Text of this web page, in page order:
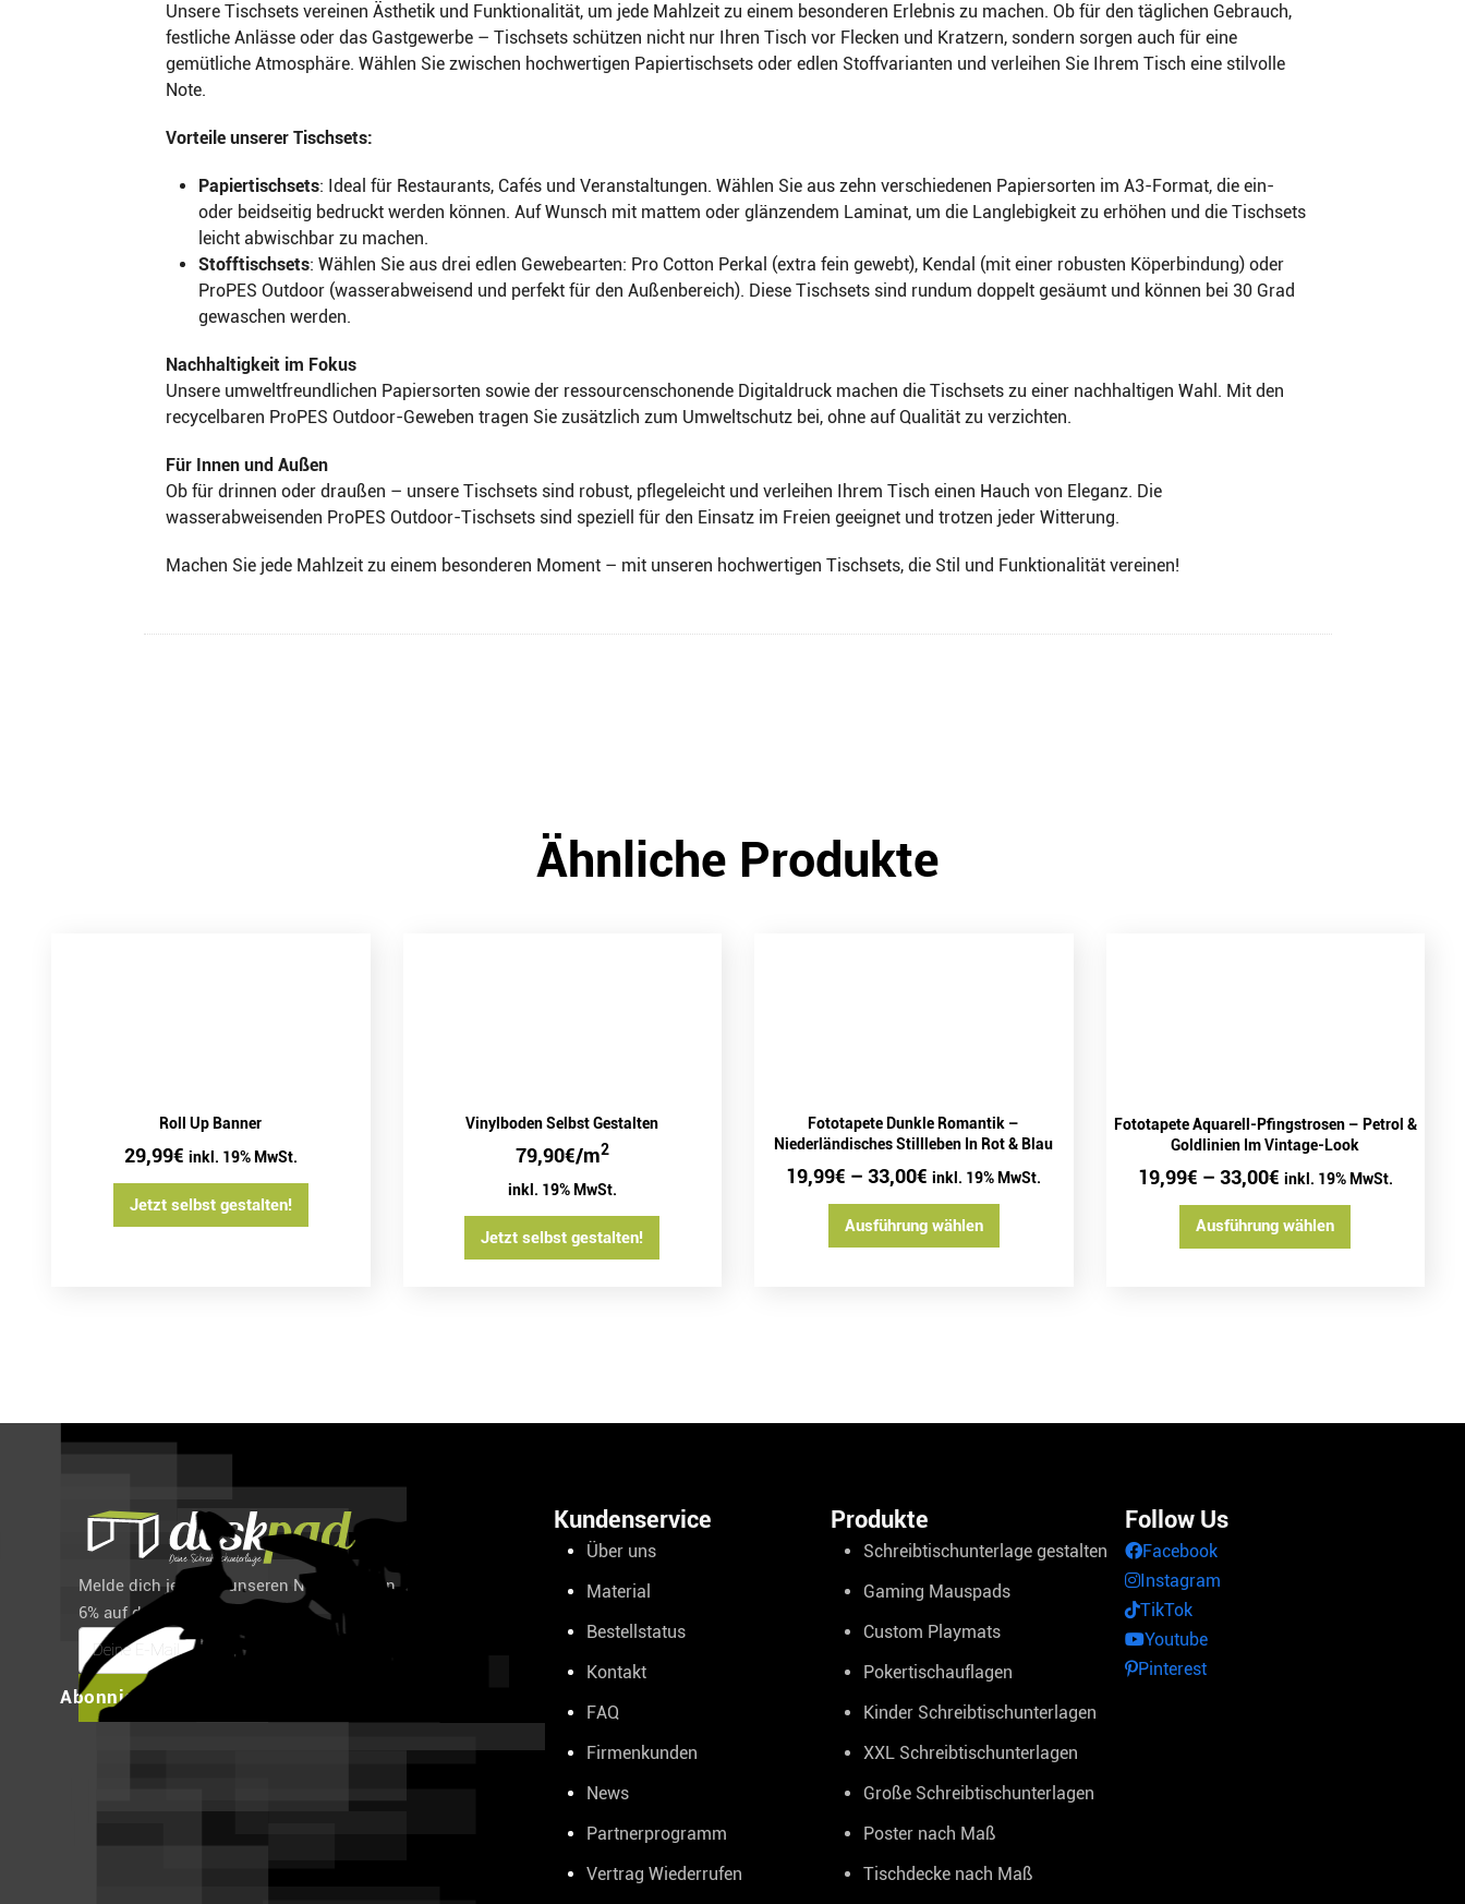
Unsere Tischsets vereinen Ästhetik und Funktionalität, um jede Mahlzeit zu einem besonderen Erlebnis zu machen. Ob für den täglichen Gebrauch,
festliche Anlässe oder das Gastgewerbe – Tischsets schützen nicht nur Ihren Tisch vor Flecken und Kratzern, sondern sorgen auch für eine
gemütliche Atmosphäre. Wählen Sie zwischen hochwertigen Papiertischsets oder edlen Stoffvarianten und verleihen Sie Ihrem Tisch eine stilvolle
Note.
Vorteile unserer Tischsets:
Papiertischsets: Ideal für Restaurants, Cafés und Veranstaltungen. Wählen Sie aus zehn verschiedenen Papiersorten im A3-Format, die ein-
oder beidseitig bedruckt werden können. Auf Wunsch mit mattem oder glänzendem Laminat, um die Langlebigkeit zu erhöhen und die Tischsets
leicht abwischbar zu machen.
Stofftischsets: Wählen Sie aus drei edlen Gewebearten: Pro Cotton Perkal (extra fein gewebt), Kendal (mit einer robusten Köperbindung) oder
ProPES Outdoor (wasserabweisend und perfekt für den Außenbereich). Diese Tischsets sind rundum doppelt gesäumt und können bei 30 Grad
gewaschen werden.
Nachhaltigkeit im Fokus
Unsere umweltfreundlichen Papiersorten sowie der ressourcenschonende Digitaldruck machen die Tischsets zu einer nachhaltigen Wahl. Mit den
recycelbaren ProPES Outdoor-Geweben tragen Sie zusätzlich zum Umweltschutz bei, ohne auf Qualität zu verzichten.
Für Innen und Außen
Ob für drinnen oder draußen – unsere Tischsets sind robust, pflegeleicht und verleihen Ihrem Tisch einen Hauch von Eleganz. Die
wasserabweisenden ProPES Outdoor-Tischsets sind speziell für den Einsatz im Freien geeignet und trotzen jeder Witterung.
Machen Sie jede Mahlzeit zu einem besonderen Moment – mit unseren hochwertigen Tischsets, die Stil und Funktionalität vereinen!
Ähnliche Produkte
Roll Up Banner
29,99€ inkl. 19% MwSt.
Jetzt selbst gestalten!
Vinylboden Selbst Gestalten
79,90€/m2
inkl. 19% MwSt.
Jetzt selbst gestalten!
Fototapete Dunkle Romantik –
Niederländisches Stillleben In Rot & Blau
19,99€ –33,00€ inkl. 19% MwSt.
Ausführung wählen
Fototapete Aquarell-Pfingstrosen – Petrol &
Goldlinien Im Vintage-Look
19,99€ – 33,00€ inkl. 19% MwSt.
Ausführung wählen
Melde dich jetzt für unseren Newsletter an und spare
6% auf deine erste Bestellung!
Abonnieren
Kundenservice
Über uns
Material
Bestellstatus
Kontakt
FAQ
Firmenkunden
News
Partnerprogramm
Vertrag Wiederrufen
Produkte
Schreibtischunterlage gestalten
Gaming Mauspads
Custom Playmats
Pokertischauflagen
Kinder Schreibtischunterlagen
XXL Schreibtischunterlagen
Große Schreibtischunterlagen
Poster nach Maß
Tischdecke nach Maß
Follow Us
Facebook
Instagram
TikTok
Youtube
Pinterest